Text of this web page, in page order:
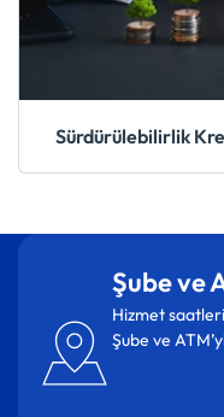
Sürdürülebilirlik
Şube ve
Hizmet
Şube ve